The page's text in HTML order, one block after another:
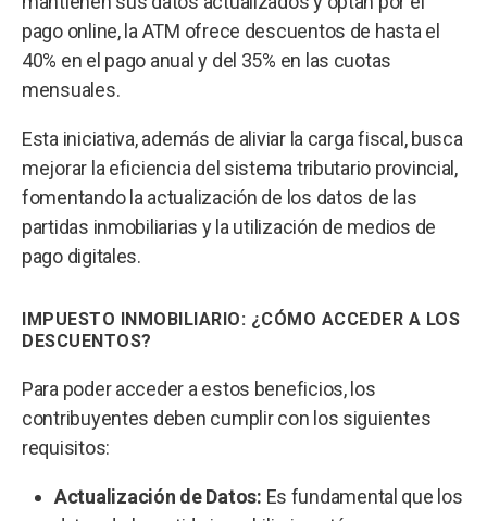
pago online, la ATM ofrece descuentos de hasta el
40% en el pago anual y del 35% en las cuotas
mensuales.
Esta iniciativa, además de aliviar la carga fiscal, busca
mejorar la eficiencia del sistema tributario provincial,
fomentando la actualización de los datos de las
partidas inmobiliarias y la utilización de medios de
pago digitales.
IMPUESTO INMOBILIARIO: ¿CÓMO ACCEDER A LOS
DESCUENTOS?
Para poder acceder a estos beneficios, los
contribuyentes deben cumplir con los siguientes
requisitos:
Actualización de Datos: Es fundamental que los